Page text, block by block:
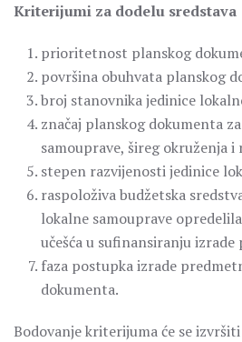
Kriterijumi za dodelu sredstava
prioritetnost planskog
površina obuhvata planskog
broj stanovnika jedinice
značaj planskog dokumenta
samouprave, šireg okruženja i
stepen razvijenosti jedinice
raspoloživa budžetska
lokalne samouprave
učešća u sufinansiranju
faza postupka izrade
dokumenta.
Bodovanje kriterijuma će se